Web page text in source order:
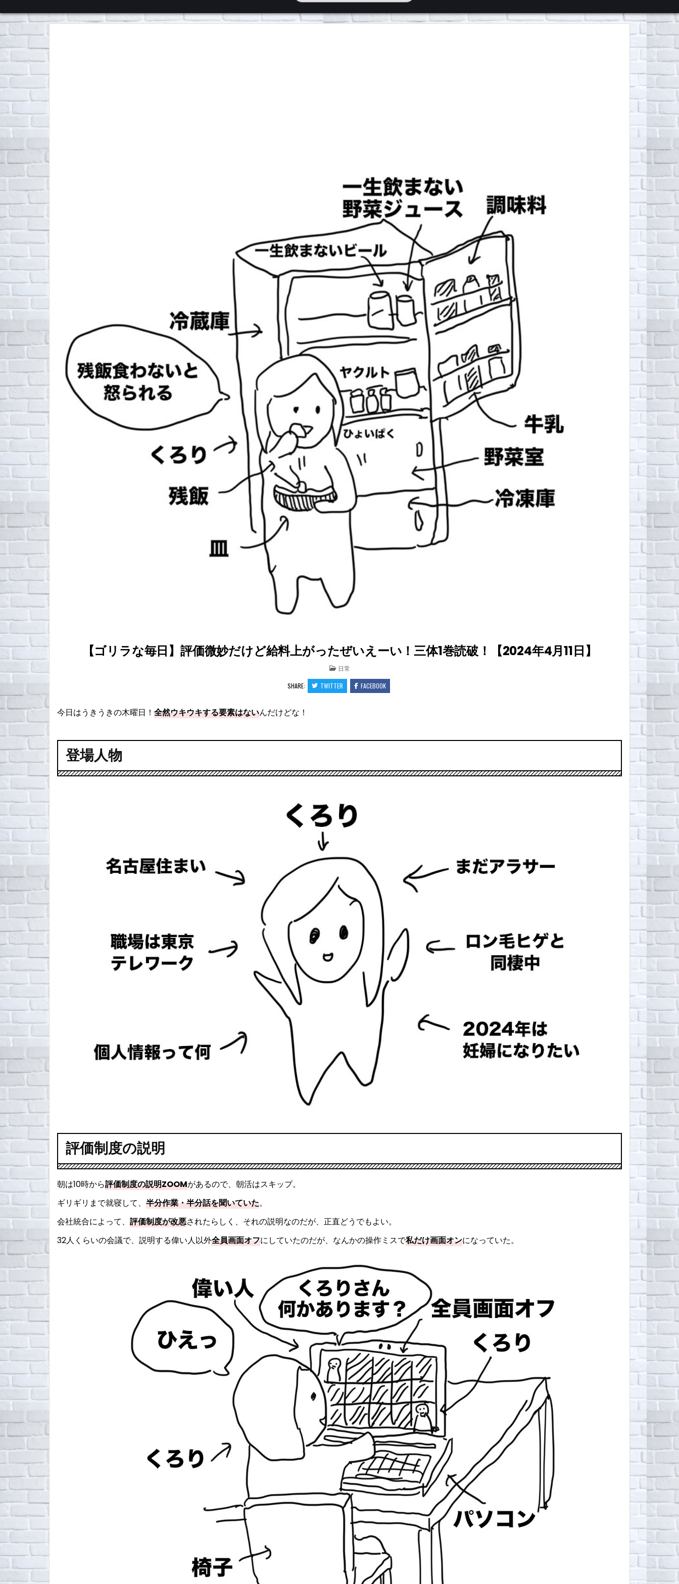
くろチャンネル
【ゴリラな毎日】評価微妙だけど給料上がったぜいえーい！三体1巻読破！【2024年4月11日】
POSTED
IN
日常
SHARE: TWITTER FACEBOOK
今日はうきうきの木曜日！ 全然ウキウキする要素はないんだけどな！
登場人物
評価制度の説明
朝は10時から評価制度の説明ZOOMがあるので、朝活はスキップ。
ギリギリまで就寝して、 半分作業・半分話を聞いていた。
会社統合によって、 評価制度が改悪されたらしく、それの説明なのだが、正直どうでもよい。
32人くらいの会議で、説明する偉い人以外全員画面オフにしていたのだが、なんかの操作ミスで私だけ画面オンになっていた。